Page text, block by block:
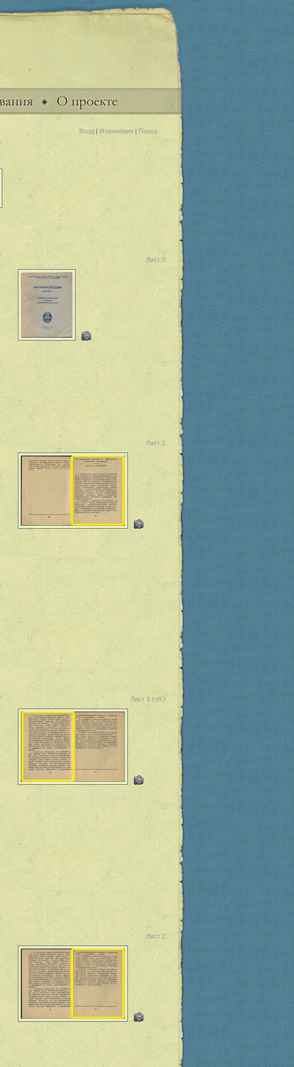
Вход| Изменения | Поиск
Лист 0
Лист 1
Лист 1 (об.)
Лист 2